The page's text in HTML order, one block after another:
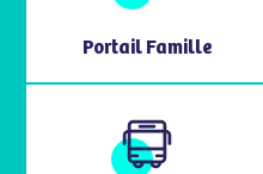
Portail Famille